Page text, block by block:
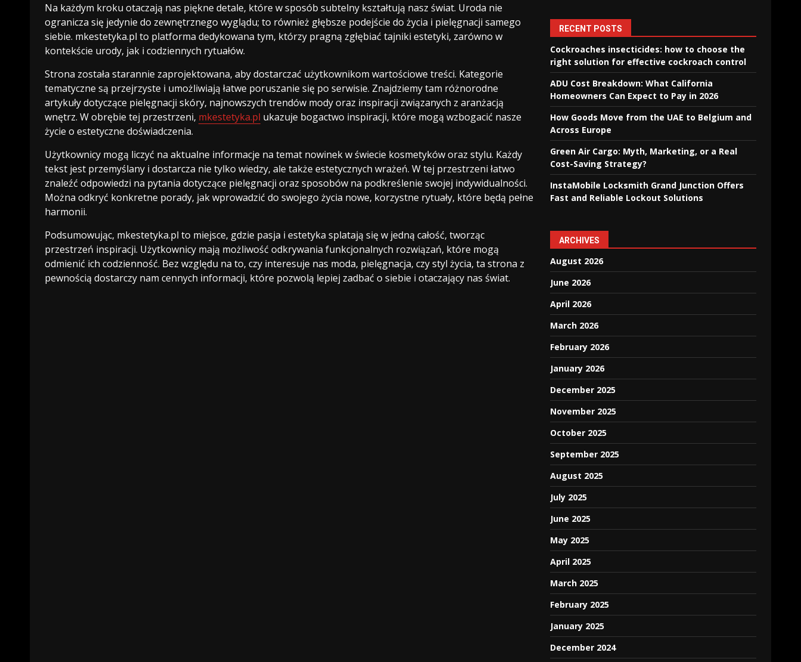
Na każdym kroku otaczają nas piękne detale, które w sposób subtelny kształtują nasz świat. Uroda nie
ogranicza się jedynie do zewnętrznego wyglądu; to również głębsze podejście do życia i pielęgnacji samego
siebie. mkestetyka.pl to platforma dedykowana tym, którzy pragną zgłębiać tajniki estetyki, zarówno w
kontekście urody, jak i codziennych rytuałów.
Strona została starannie zaprojektowana, aby dostarczać użytkownikom wartościowe treści. Kategorie
tematyczne są przejrzyste i umożliwiają łatwe poruszanie się po serwisie. Znajdziemy tam różnorodne
artykuły dotyczące pielęgnacji skóry, najnowszych trendów mody oraz inspiracji związanych z aranżacją
wnętrz. W obrębie tej przestrzeni, mkestetyka.pl ukazuje bogactwo inspiracji, które mogą wzbogacić nasze
życie o estetyczne doświadczenia.
Użytkownicy mogą liczyć na aktualne informacje na temat nowinek w świecie kosmetyków oraz stylu. Każdy
tekst jest przemyślany i dostarcza nie tylko wiedzy, ale także estetycznych wrażeń. W tej przestrzeni łatwo
znaleźć odpowiedzi na pytania dotyczące pielęgnacji oraz sposobów na podkreślenie swojej indywidualności.
Można odkryć konkretne porady, jak wprowadzić do swojego życia nowe, korzystne rytuały, które będą pełne
harmonii.
Podsumowując, mkestetyka.pl to miejsce, gdzie pasja i estetyka splatają się w jedną całość, tworząc
przestrzeń inspiracji. Użytkownicy mają możliwość odkrywania funkcjonalnych rozwiązań, które mogą
odmienić ich codzienność. Bez względu na to, czy interesuje nas moda, pielęgnacja, czy styl życia, ta strona z
pewnością dostarczy nam cennych informacji, które pozwolą lepiej zadbać o siebie i otaczający nas świat.
RECENT POSTS
Cockroaches insecticides: how to choose the
right solution for effective cockroach control
ADU Cost Breakdown: What California
Homeowners Can Expect to Pay in 2026
How Goods Move from the UAE to Belgium and
Across Europe
Green Air Cargo: Myth, Marketing, or a Real
Cost-Saving Strategy?
InstaMobile Locksmith Grand Junction Offers
Fast and Reliable Lockout Solutions
ARCHIVES
August 2026
June 2026
April 2026
March 2026
February 2026
January 2026
December 2025
November 2025
October 2025
September 2025
August 2025
July 2025
June 2025
May 2025
April 2025
March 2025
February 2025
January 2025
December 2024